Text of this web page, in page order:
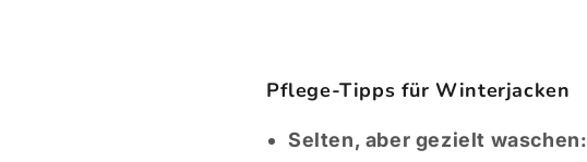
Pflege-Tipps für Winterjacken
Selten, aber gezielt waschen: